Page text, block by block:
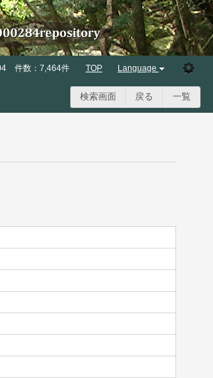
件数：7,464件 TOP Language
検索画面 戻る 一覧